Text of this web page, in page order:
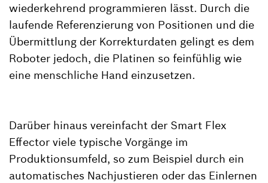
wiederkehrend programmieren lässt. Durch die
laufende Referenzierung von Positionen und die
Übermittlung der Korrekturdaten gelingt es dem
Roboter jedoch, die Platinen so feinfühlig wie
eine menschliche Hand einzusetzen.
Darüber hinaus vereinfacht der Smart Flex
Effector viele typische Vorgänge im
Produktionsumfeld, so zum Beispiel durch ein
automatisches Nachjustieren oder das Einlernen